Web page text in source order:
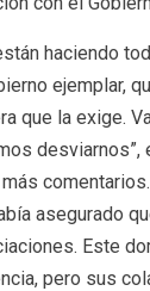
haciendo
ejemplar,
que la exige.
desviarnos”,
asegurado
Este
pero sus